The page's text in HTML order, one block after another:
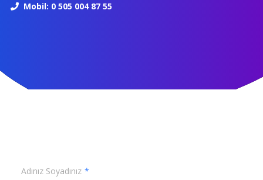
Mobil: 0 505 004 87 55
Adınız Soyadınız